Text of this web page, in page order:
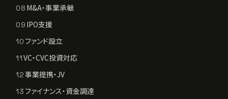
08 M&A・事業承継
09 IPO支援
10 ファンド設立
11VC・CVC投資対応
12事業提携・JV
13 ファイナンス・資金調達